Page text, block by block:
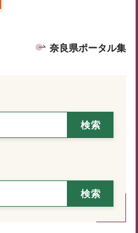
奈良県ポータル集